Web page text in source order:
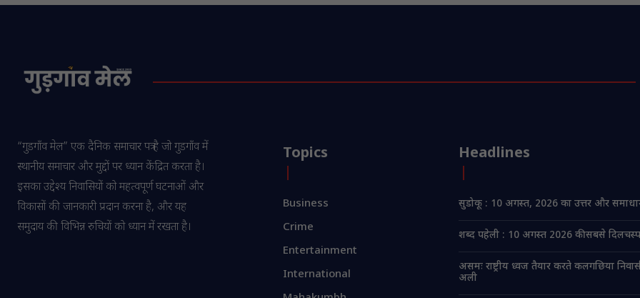
“गुडगाँव मेल” एक दैनिक समाचार पत्र है जो गुडगाँव में
स्थानीय समाचार और मुद्दों पर ध्यान केंद्रित करता है।
इसका उद्देश्य निवासियों को महत्वपूर्ण घटनाओं और
विकासों की जानकारी प्रदान करना है, और यह
समुदाय की विभिन्न रुचियों को ध्यान में रखता है।
Topics
Business
Crime
Entertainment
International
Headlines
सुडोकू : 10 अगस्त, 2026 का उत्तर और
शब्द पहेली : 10 अगस्त 2026 की सबसे
असमः राष्ट्रीय ध्वज तैयार करते कलगछिया
अली